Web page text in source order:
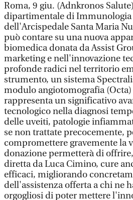
Roma, 9 giu. (Adnkronos
dipartimentale di Immunologia
dell'Arcispedale Santa Maria
può contare su una nuova
biomedica donata da Assist
marketing e nell'innovazione
profonde radici nel territorio
strumento, un sistema
modulo angiotomografia
rappresenta un significativo
tecnologico nella diagnosi
delle uveiti, patologie
se non trattate precocemente,
compromettere gravemente la
donazione permetterà di
diretta da Luca Cimino, cure
efficaci, migliorando
dell'assistenza offerta a chi ne
orgogliosi di poter mettere